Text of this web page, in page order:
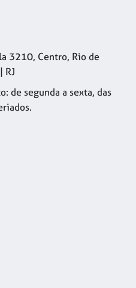
3210, Centro, Rio de
RJ
de segunda a sexta, das